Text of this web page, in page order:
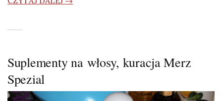
Suplementy na włosy, kuracja Merz
Spezial